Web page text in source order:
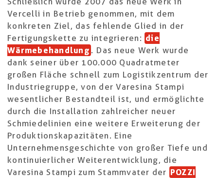
Vercelli in Betrieb genommen, mit dem
konkreten Ziel, das fehlende Glied in der
Fertigungskette zu integrieren: die
Wärmebehandlung . Das neue Werk wurde
dank seiner über 100.000 Quadratmeter
großen Fläche schnell zum Logistikzentrum der
Industriegruppe, von der Varesina Stampi
wesentlicher Bestandteil ist, und ermöglichte
durch die Installation zahlreicher neuer
Schmiedelinien eine weitere Erweiterung der
Produktionskapazitäten. Eine
Unternehmensgeschichte von großer Tiefe und
kontinuierlicher Weiterentwicklung, die
Varesina Stampi zum Stammvater der POZZI